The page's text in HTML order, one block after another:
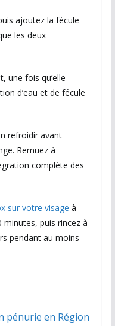
ajoutez la fécule
les deux
une fois qu’elle
d’eau et de fécule
refroidir avant
Remuez à
complète des
sur votre visage à
minutes, puis rincez à
pendant au moins
pénurie en Région